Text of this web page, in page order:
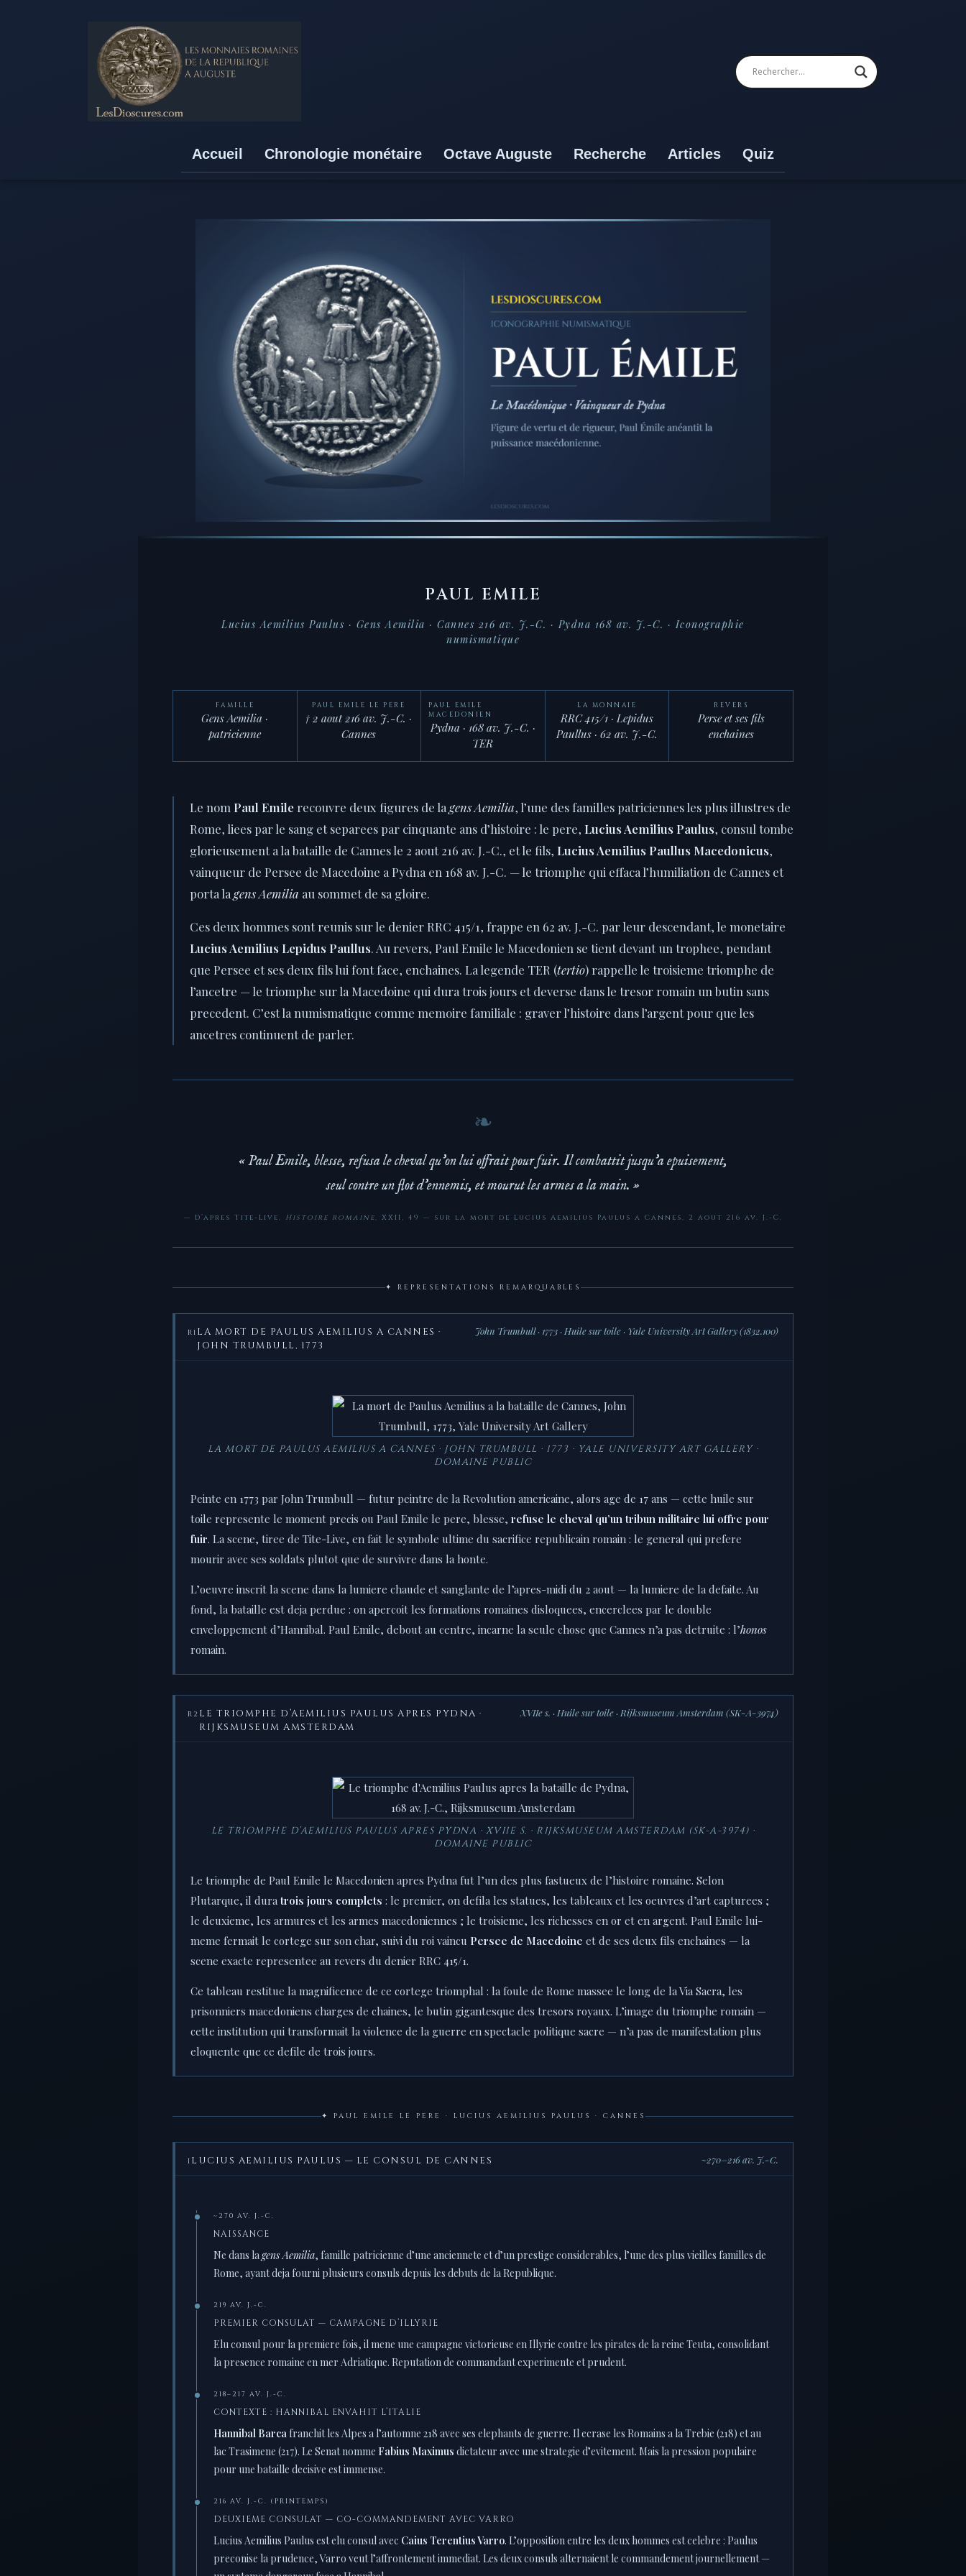
Accueil Chronologie monétaire Octave Auguste Recherche Articles Quiz
PAUL EMILE
Lucius Aemilius Paulus · Gens Aemilia · Cannes 216 av. J.-C. · Pydna 168 av. J.-C. · Iconographie
numismatique
FAMILLE
Gens Aemilia ·
patricienne
PAUL EMILE LE PERE
† 2 aout 216 av. J.-C. ·
Cannes
PAUL EMILE
MACEDONIEN
Pydna · 168 av. J.-C. ·
TER
LA MONNAIE
RRC 415/1 · Lepidus
Paullus · 62 av. J.-C.
REVERS
Perse et ses fils
enchaines
Le nom Paul Emile recouvre deux figures de la gens Aemilia, l’une des familles patriciennes les plus illustres de
Rome, liees par le sang et separees par cinquante ans d’histoire : le pere, Lucius Aemilius Paulus, consul tombe
glorieusement a la bataille de Cannes le 2 aout 216 av. J.-C., et le fils, Lucius Aemilius Paullus Macedonicus,
vainqueur de Persee de Macedoine a Pydna en 168 av. J.-C. — le triomphe qui effaca l’humiliation de Cannes et
porta la gens Aemilia au sommet de sa gloire.
Ces deux hommes sont reunis sur le denier RRC 415/1, frappe en 62 av. J.-C. par leur descendant, le monetaire
Lucius Aemilius Lepidus Paullus. Au revers, Paul Emile le Macedonien se tient devant un trophee, pendant
que Persee et ses deux fils lui font face, enchaines. La legende TER (tertio) rappelle le troisieme triomphe de
l’ancetre — le triomphe sur la Macedoine qui dura trois jours et deverse dans le tresor romain un butin sans
precedent. C’est la numismatique comme memoire familiale : graver l’histoire dans l’argent pour que les
ancetres continuent de parler.
« Paul Emile, blesse, refusa le cheval qu’on lui offrait pour fuir. Il combattit jusqu’a epuisement,
seul contre un flot d’ennemis, et mourut les armes a la main. »
— D’apres Tite-Live, Histoire romaine, XXII, 49 — sur la mort de Lucius Aemilius Paulus a Cannes, 2 aout 216 av. J.-C.
✦ REPRESENTATIONS REMARQUABLES
R1 LA MORT DE PAULUS AEMILIUS A CANNES ·
JOHN TRUMBULL, 1773
John Trumbull · 1773 · Huile sur toile · Yale University Art Gallery (1832.100)
LA MORT DE PAULUS AEMILIUS A CANNES · JOHN TRUMBULL · 1773 · YALE UNIVERSITY ART GALLERY ·
DOMAINE PUBLIC
Peinte en 1773 par John Trumbull — futur peintre de la Revolution americaine, alors age de 17 ans — cette huile sur
toile represente le moment precis ou Paul Emile le pere, blesse, refuse le cheval qu’un tribun militaire lui offre pour
fuir. La scene, tiree de Tite-Live, en fait le symbole ultime du sacrifice republicain romain : le general qui prefere
mourir avec ses soldats plutot que de survivre dans la honte.
L’oeuvre inscrit la scene dans la lumiere chaude et sanglante de l’apres-midi du 2 aout — la lumiere de la defaite. Au
fond, la bataille est deja perdue : on apercoit les formations romaines disloquees, encerclees par le double
enveloppement d’Hannibal. Paul Emile, debout au centre, incarne la seule chose que Cannes n’a pas detruite : l’honos
romain.
R2 LE TRIOMPHE D’AEMILIUS PAULUS APRES PYDNA ·
RIJKSMUSEUM AMSTERDAM
XVIIe s. · Huile sur toile · Rijksmuseum Amsterdam (SK-A-3974)
LE TRIOMPHE D’AEMILIUS PAULUS APRES PYDNA · XVIIE S. · RIJKSMUSEUM AMSTERDAM (SK-A-3974) ·
DOMAINE PUBLIC
Le triomphe de Paul Emile le Macedonien apres Pydna fut l’un des plus fastueux de l’histoire romaine. Selon
Plutarque, il dura trois jours complets : le premier, on defila les statues, les tableaux et les oeuvres d’art capturees ;
le deuxieme, les armures et les armes macedoniennes ; le troisieme, les richesses en or et en argent. Paul Emile lui-
meme fermait le cortege sur son char, suivi du roi vaincu Persee de Macedoine et de ses deux fils enchaines — la
scene exacte representee au revers du denier RRC 415/1.
Ce tableau restitue la magnificence de ce cortege triomphal : la foule de Rome massee le long de la Via Sacra, les
prisonniers macedoniens charges de chaines, le butin gigantesque des tresors royaux. L’image du triomphe romain —
cette institution qui transformait la violence de la guerre en spectacle politique sacre — n’a pas de manifestation plus
eloquente que ce defile de trois jours.
✦ PAUL EMILE LE PERE · LUCIUS AEMILIUS PAULUS · CANNES
I LUCIUS AEMILIUS PAULUS — LE CONSUL DE CANNES ~270–216 av. J.-C.
~270 AV. J.-C.
NAISSANCE
Ne dans lagens Aemilia, famille patricienne d’une anciennete et d’un prestige considerables, l’une des plus vieilles familles de
Rome, ayant deja fourni plusieurs consuls depuis les debuts de la Republique.
219 AV. J.-C.
PREMIER CONSULAT — CAMPAGNE D’ILLYRIE
Elu consul pour la premiere fois, il mene une campagne victorieuse en Illyrie contre les pirates de la reine Teuta, consolidant
la presence romaine en mer Adriatique. Reputation de commandant experimente et prudent.
218–217 AV. J.-C.
CONTEXTE : HANNIBAL ENVAHIT L’ITALIE
Hannibal Barca franchit les Alpes a l’automne 218 avec ses elephants de guerre. Il ecrase les Romains a la Trebie (218) et au
lac Trasimene (217). Le Senat nomme Fabius Maximus dictateur avec une strategie d’evitement. Mais la pression populaire
pour une bataille decisive est immense.
216 AV. J.-C. (PRINTEMPS)
DEUXIEME CONSULAT — CO-COMMANDEMENT AVEC VARRO
Lucius Aemilius Paulus est elu consul avec Caius Terentius Varro. L’opposition entre les deux hommes est celebre : Paulus
preconise la prudence, Varro veut l’affrontement immediat. Les deux consuls alternaient le commandement journellement —